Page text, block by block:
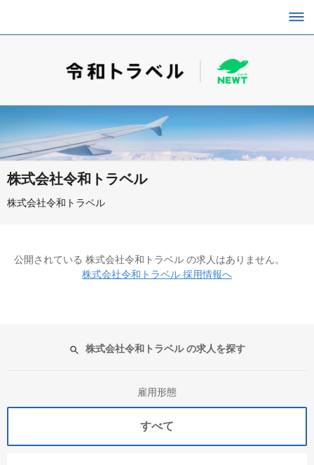
株式会社令和トラベル
株式会社令和トラベル
公開されている 株式会社令和トラベル の求人はありません。
株式会社令和トラベル 採用情報へ
株式会社令和トラベル の求人を探す
雇用形態
すべて